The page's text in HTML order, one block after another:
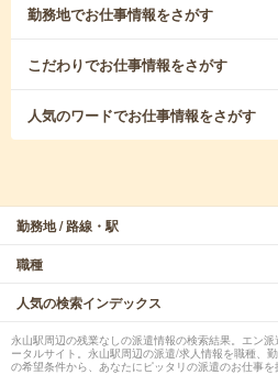
勤務地でお仕事情報をさがす
こだわりでお仕事情報をさがす
人気のワードでお仕事情報をさがす
勤務地 / 路線・駅
職種
人気の検索インデックス
永山駅周辺の残業なしの派遣情報の検索結果。エン
ータルサイト。永山駅周辺の派遣/求人情報を職種、
の希望条件から、あなたにピッタリの派遣のお仕事を